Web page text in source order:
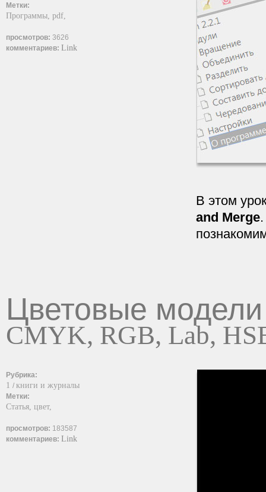
Метки:
Программы, pdf,
просмотров: 3626
комментариев: Link
В этом
and Merge
Цветовые модели
CMYK, RGB, Lab,
Рубрика:
1 / книги и журналы
Метки:
Статья, цвет,
просмотров: 183587
комментариев: Link